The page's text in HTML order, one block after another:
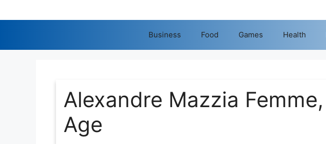
au
Business Food Games Health
Alexandre Mazzia
Age